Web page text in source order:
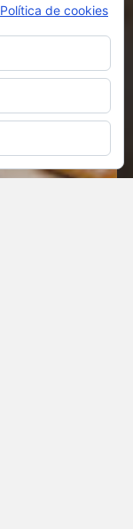
Política de cookies